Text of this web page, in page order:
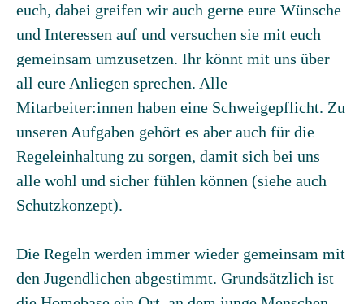
euch, dabei greifen wir auch gerne eure Wünsche
und Interessen auf und versuchen sie mit euch
gemeinsam umzusetzen. Ihr könnt mit uns über
all eure Anliegen sprechen. Alle
Mitarbeiter:innen haben eine Schweigepflicht. Zu
unseren Aufgaben gehört es aber auch für die
Regeleinhaltung zu sorgen, damit sich bei uns
alle wohl und sicher fühlen können (siehe auch
Schutzkonzept).
Die Regeln werden immer wieder gemeinsam mit
den Jugendlichen abgestimmt. Grundsätzlich ist